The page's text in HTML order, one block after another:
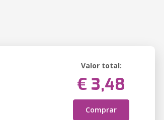
Valor total:
€ 3,48
Comprar